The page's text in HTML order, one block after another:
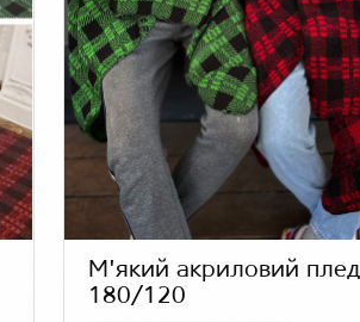
М'який акриловий плед
180/120